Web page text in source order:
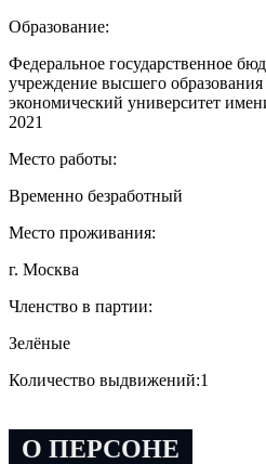
Образование:
Федеральное государственное
учреждение высшего
экономический университет
2021
Место работы:
Временно безработный
Место проживания:
г. Москва
Членство в партии:
Зелёные
Количество выдвижений:1
О ПЕРСОНЕ